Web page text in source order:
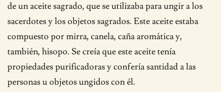
de un aceite sagrado, que se utilizaba para ungir a los
sacerdotes y los objetos sagrados. Este aceite estaba
compuesto por mirra, canela, caña aromática y,
también, hisopo. Se creía que este aceite tenía
propiedades purificadoras y confería santidad a las
personas u objetos ungidos con él.